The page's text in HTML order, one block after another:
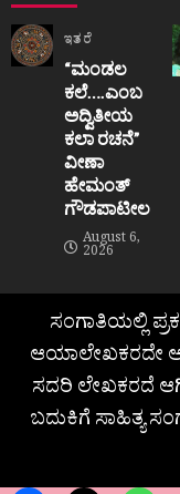
ಇತರೆ
“ಮಂಡಲ
ಕಲೆ….ಎಂಬ
ಅದ್ವಿತೀಯ
ಕಲಾ ರಚನೆ”‌
ವೀಣಾ
ಹೇಮಂತ್‌
ಗೌಡಪಾಟೀಲ
August 6,
2026
ಸಂಗಾತಿಯಲ್ಲಿ
ಆಯಾಲೇಖಕರದೇ
ಸದರಿ ಲೇಖಕರದೆ
ಬದುಕಿಗೆ ಸಾಹಿತ್ಯ